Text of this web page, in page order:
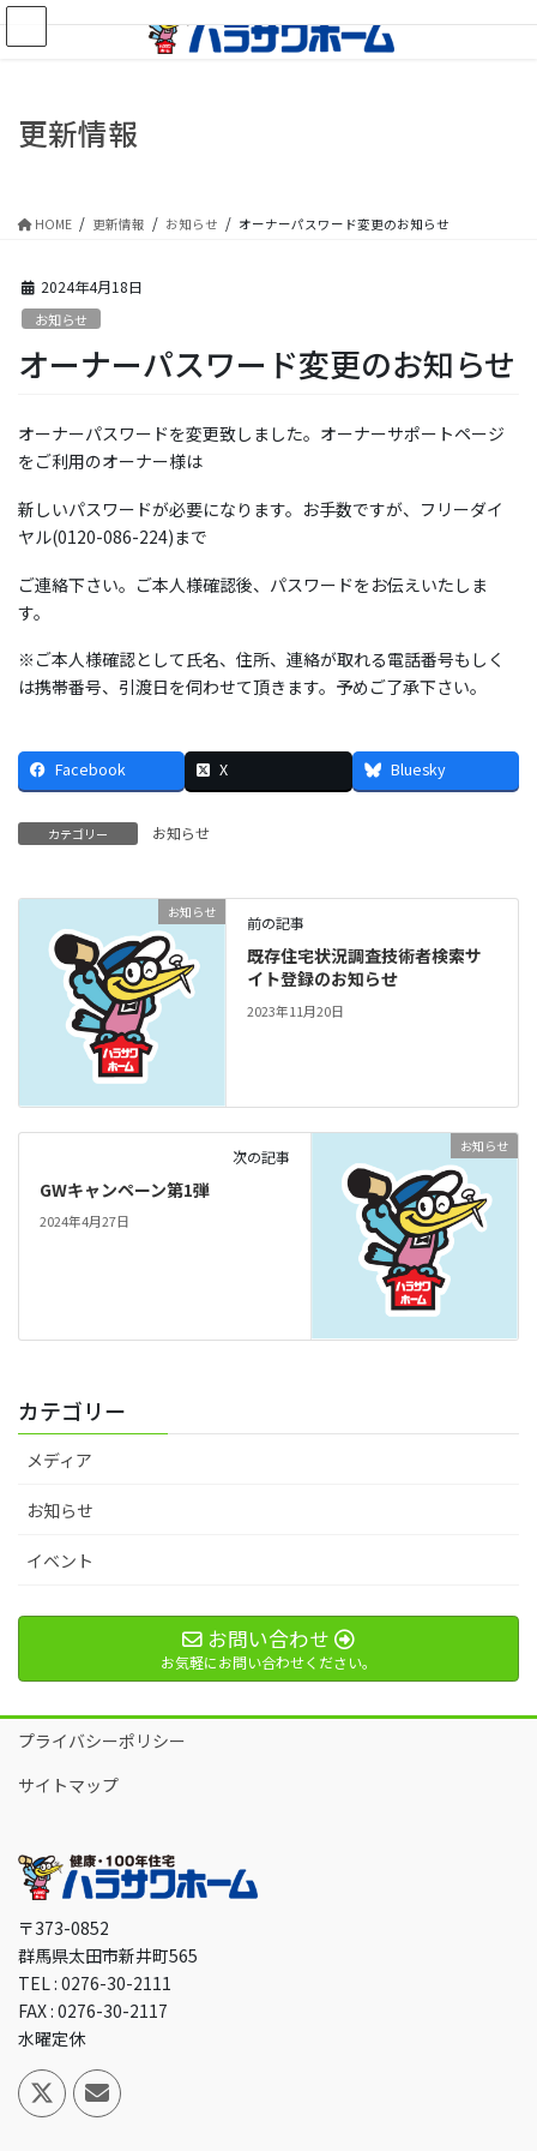
コ
ナ
更新情報
HOME 更新情報 お知らせ オーナーパスワード変更のお知らせ
2024年4月18日
お知らせ
オーナーパスワード変更のお知らせ
オーナーパスワードを変更致しました。オーナーサポートページ
をご利用のオーナー様は
新しいパスワードが必要になります。お手数ですが、フリーダイ
ヤル(0120-086-224)まで
ご連絡下さい。ご本人様確認後、パスワードをお伝えいたしま
す。
※ご本人様確認として氏名、住所、連絡が取れる電話番号もしく
は携帯番号、引渡日を伺わせて頂きます。予めご了承下さい。
Facebook X Bluesky
カテゴリー お知らせ
お知らせ
前の記事
既存住宅状況調査技術者検索サ
イト登録のお知らせ
2023年11月20日
お知らせ
次の記事
GWキャンペーン第1弾
2024年4月27日
カテゴリー
メディア
お知らせ
イベント
お問い合わせ
お気軽にお問い合わせください。
プライバシーポリシー
サイトマップ
〒373-0852
群馬県太田市新井町565
TEL : 0276-30-2111
FAX : 0276-30-2117
水曜定休